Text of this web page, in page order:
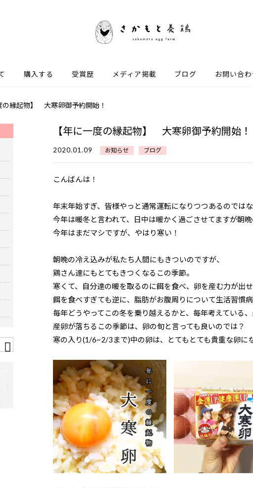
購入する 受賞歴 メディア掲載 ブログ お問い合
の縁起物】 大寒卵御予約開始！
【年に一度の縁起物】 大寒卵御予約開始！
2020.01.09 お知らせ ブログ
こんばんは！
年末年始すぎ、皆様やっと通常運転になりつつあるのでは
今年は暖冬と言われて、日中は暖かく過ごさせてますが朝
今年はまだマシですが、やはり寒い！
朝晩の冷え込みが私たち人間にもきついのですが、
鶏さん達にもとてもきつくなるこの季節。
寒くて、自分達の暖を取るのに餌を食べ、卵を産む力が出
餌を食べすぎても逆に、脂肪がお腹周りについて生活習慣
毎年どうやってこの冬を乗り越えるかと、毎年考えている
産卵が落ちるこの季節は、卵の旬と言っても良いのでは？
寒の入り(1/6~2/3まで)中の卵は、とてもとても貴重な卵に